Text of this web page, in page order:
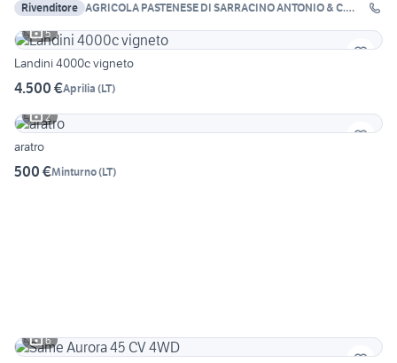
Rivenditore AGRICOLA PASTENESE DI SARRACINO ANTONIO & C.
5
Landini 4000c vigneto
4.500 €Aprilia (LT)
2
aratro
500 €Minturno(LT)
6